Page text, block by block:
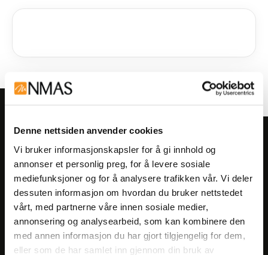
Denne nettsiden anvender cookies
Vi bruker informasjonskapsler for å gi innhold og
annonser et personlig preg, for å levere sosiale
mediefunksjoner og for å analysere trafikken vår. Vi deler
dessuten informasjon om hvordan du bruker nettstedet
vårt, med partnerne våre innen sosiale medier,
annonsering og analysearbeid, som kan kombinere den
med annen informasjon du har gjort tilgjengelig for dem,
eller som de har samlet inn gjennom din bruk av
Meld deg på vårt nyhetsbrev!
Få informasjon om produkter,
arrangementer og kampanjer.
Meld på nyhetsbrev